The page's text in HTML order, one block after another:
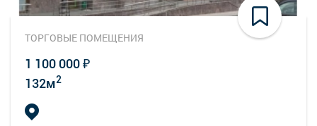
ТОРГОВЫЕ ПОМЕЩЕНИЯ
1 100 000 ₽
132м2